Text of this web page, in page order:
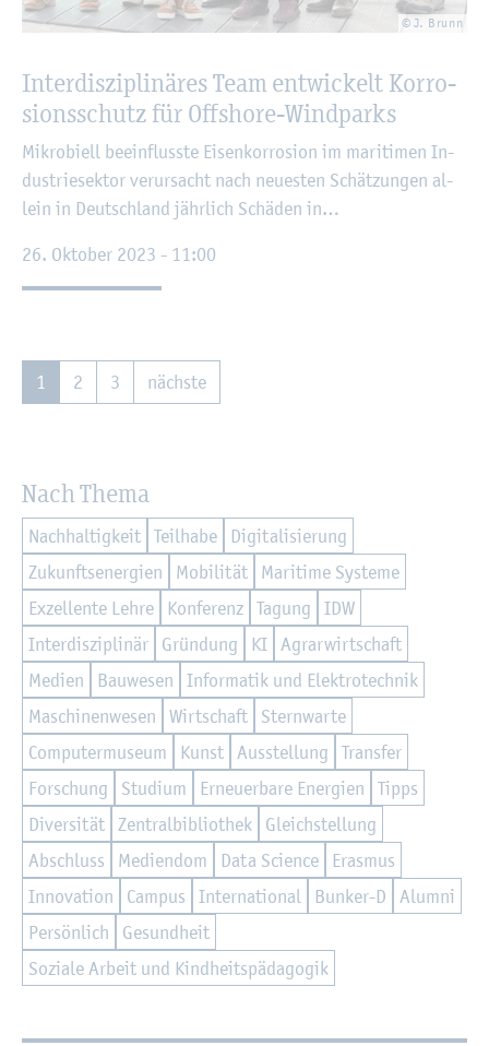
© J. Brunn
In­ter­dis­zi­pli­nä­res Team ent­wi­ckelt Kor­ro­
si­ons­schutz für Off­shore-Wind­parks
Mi­kro­bi­ell be­ein­fluss­te Ei­sen­kor­ro­si­on im ma­ri­ti­men In­
dus­trie­sek­tor ver­ur­sacht nach neu­es­ten Schät­zun­gen al­
lein in Deutsch­land jähr­lich Schä­den in…
26. Ok­to­ber 2023 - 11:00
1 2 3 nächs­te
Nach Thema
Nach­hal­tig­keit Teil­ha­be
Di­gi­ta­li­sie­rung
Zu­kunfts­en­er­gi­en
Mo­bi­li­tät
Ma­ri­ti­me Sys­te­me
Ex­zel­len­te Lehre
Kon­fe­renz Ta­gung
IDW
In­ter­dis­zi­pli­när
Grün­dung KI Agrar­wirt­schaft
Me­di­en
Bau­we­sen
In­for­ma­tik und Elek­tro­tech­nik
Ma­schi­nen­we­sen
Wirt­schaft
Stern­war­te
Com­pu­ter­mu­se­um
Kunst Aus­stel­lung
Trans­fer
For­schung
Stu­di­um Er­neu­er­ba­re En­er­gi­en
Tipps
Di­ver­si­tät Zen­tral­bi­blio­thek
Gleich­stel­lung
Ab­schluss
Me­di­en­dom Data Sci­ence
Eras­mus
In­no­va­ti­on
Cam­pus In­ter­na­tio­nal Bun­ker-D
Alum­ni
Per­sön­lich
Ge­sund­heit
So­zia­le Ar­beit und Kind­heits­päd­ago­gik
Wei­ter­füh­ren­de In­for­ma­tio­nen